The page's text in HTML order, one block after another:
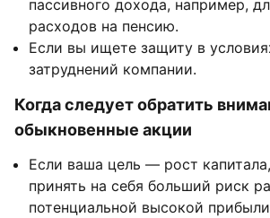
пассивного дохода, например,
расходов на пенсию.
Если вы ищете защиту в
затруднений компании.
Когда следует обратить
обыкновенные акции
Если ваша цель — рост
принять на себя больший риск
потенциальной высокой